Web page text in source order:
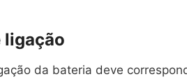
ligação
da bateria deve